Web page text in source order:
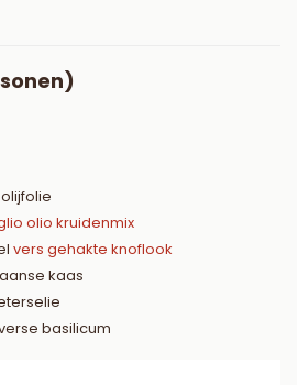
olio kruidenmix
vers gehakte knoflook
kaas
basilicum